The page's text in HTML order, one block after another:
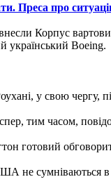
Преса про
Корпус
український Boeing.
у свою чергу,
тим часом,
готовий
не сумніваються в